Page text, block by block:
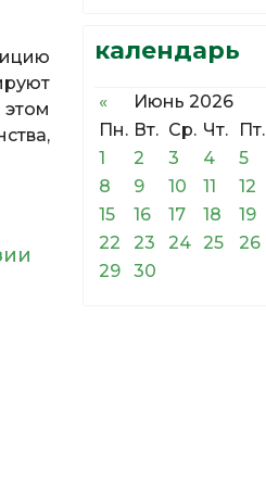
календарь
« Июнь 2026
Пн. Вт. Ср. Чт. Пт.
1
2 3 4 5
8
9 10 11 12
15
16 17 18 19
22
23 24 25 26
29
30